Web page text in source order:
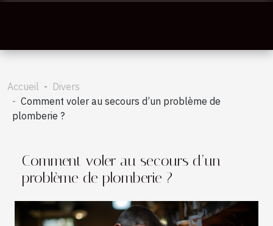
Accueil
Divers
Comment voler au secours d’un problème de
plomberie ?
Comment voler au secours d’un
problème de plomberie ?